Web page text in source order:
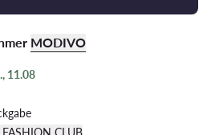
MODIVO
11.08
CLUB